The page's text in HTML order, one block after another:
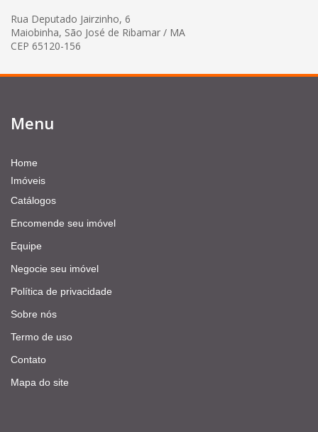
Rua Deputado Jairzinho, 6
Maiobinha, São José de Ribamar / MA
CEP 65120-156
Menu
Home
Imóveis
Catálogos
Encomende seu imóvel
Equipe
Negocie seu imóvel
Política de privacidade
Sobre nós
Termo de uso
Contato
Mapa do site